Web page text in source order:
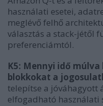
használati esetei,
meglévő felhő
választás a stack-jétől
preferenciámtól.
K5: Mennyi idő
blokkokat a
telepítse a jóváhagyott
elfogadható használati